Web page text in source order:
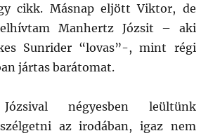
cikk. Másnap eljött Viktor, de
Manhertz Józsit – aki
Sunrider “lovas”-, mint régi
jártas barátomat.
négyesben leültünk
az irodában, igaz nem